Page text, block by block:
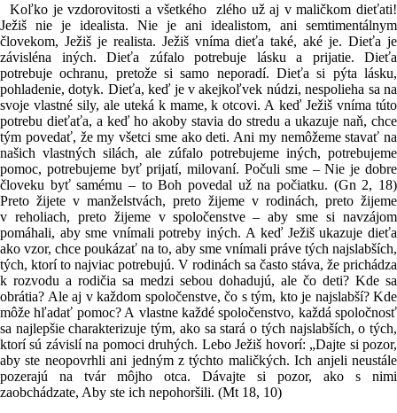
Koľko je vzdorovitosti a všetkého zlého už aj v maličkom dieťati!
Ježiš nie je idealista. Nie je ani idealistom, ani semtimentálnym
človekom, Ježiš je realista. Ježiš vníma dieťa také, aké je. Dieťa je
závisléna iných. Dieťa zúfalo potrebuje lásku a prijatie. Dieťa
potrebuje ochranu, pretože si samo neporadí. Dieťa si pýta lásku,
pohladenie, dotyk. Dieťa, keď je v akejkoľvek núdzi, nespolieha sa na
svoje vlastné sily, ale uteká k mame, k otcovi. A keď Ježiš vníma túto
potrebu dieťaťa, a keď ho akoby stavia do stredu a ukazuje naň, chce
tým povedať, že my všetci sme ako deti. Ani my nemôžeme stavať na
našich vlastných silách, ale zúfalo potrebujeme iných, potrebujeme
pomoc, potrebujeme byť prijatí, milovaní. Počuli sme – Nie je dobre
človeku byť samému – to Boh povedal už na počiatku. (Gn 2, 18)
Preto žijete v manželstvách, preto žijeme v rodinách, preto žijeme
v reholiach, preto žijeme v spoločenstve – aby sme si navzájom
pomáhali, aby sme vnímali potreby iných. A keď Ježiš ukazuje dieťa
ako vzor, chce poukázať na to, aby sme vnímali práve tých najslabších,
tých, ktorí to najviac potrebujú. V rodinách sa často stáva, že prichádza
k rozvodu a rodičia sa medzi sebou dohadujú, ale čo deti? Kde sa
obrátia? Ale aj v každom spoločenstve, čo s tým, kto je najslabší? Kde
môže hľadať pomoc? A vlastne každé spoločenstvo, každá spoločnosť
sa najlepšie charakterizuje tým, ako sa stará o tých najslabších, o tých,
ktorí sú závislí na pomoci druhých. Lebo Ježiš hovorí: „Dajte si pozor,
aby ste neopovrhli ani jedným z týchto maličkých. Ich anjeli neustále
pozerajú na tvár môjho otca. Dávajte si pozor, ako s nimi
zaobchádzate, Aby ste ich nepohoršili. (Mt 18, 10)